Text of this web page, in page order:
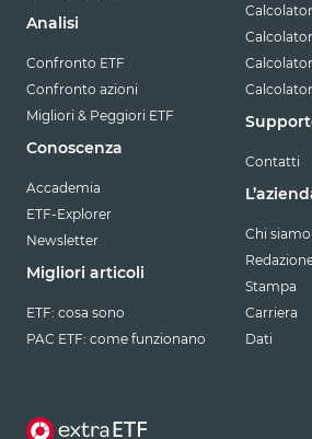
Analisi
Confronto ETF
Confronto azioni
Migliori & Peggiori ETF
Conoscenza
Accademia
ETF-Explorer
Newsletter
Migliori articoli
ETF: cosa sono
PAC ETF: come funzionano
Contatti
Chi siamo
Stampa
Carriera
Dati